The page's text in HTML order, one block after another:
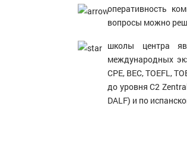
оперативность
вопросы можно
школы центра
международных
CPE, BEC, TOEFL,
до уровня С2
DALF) и по